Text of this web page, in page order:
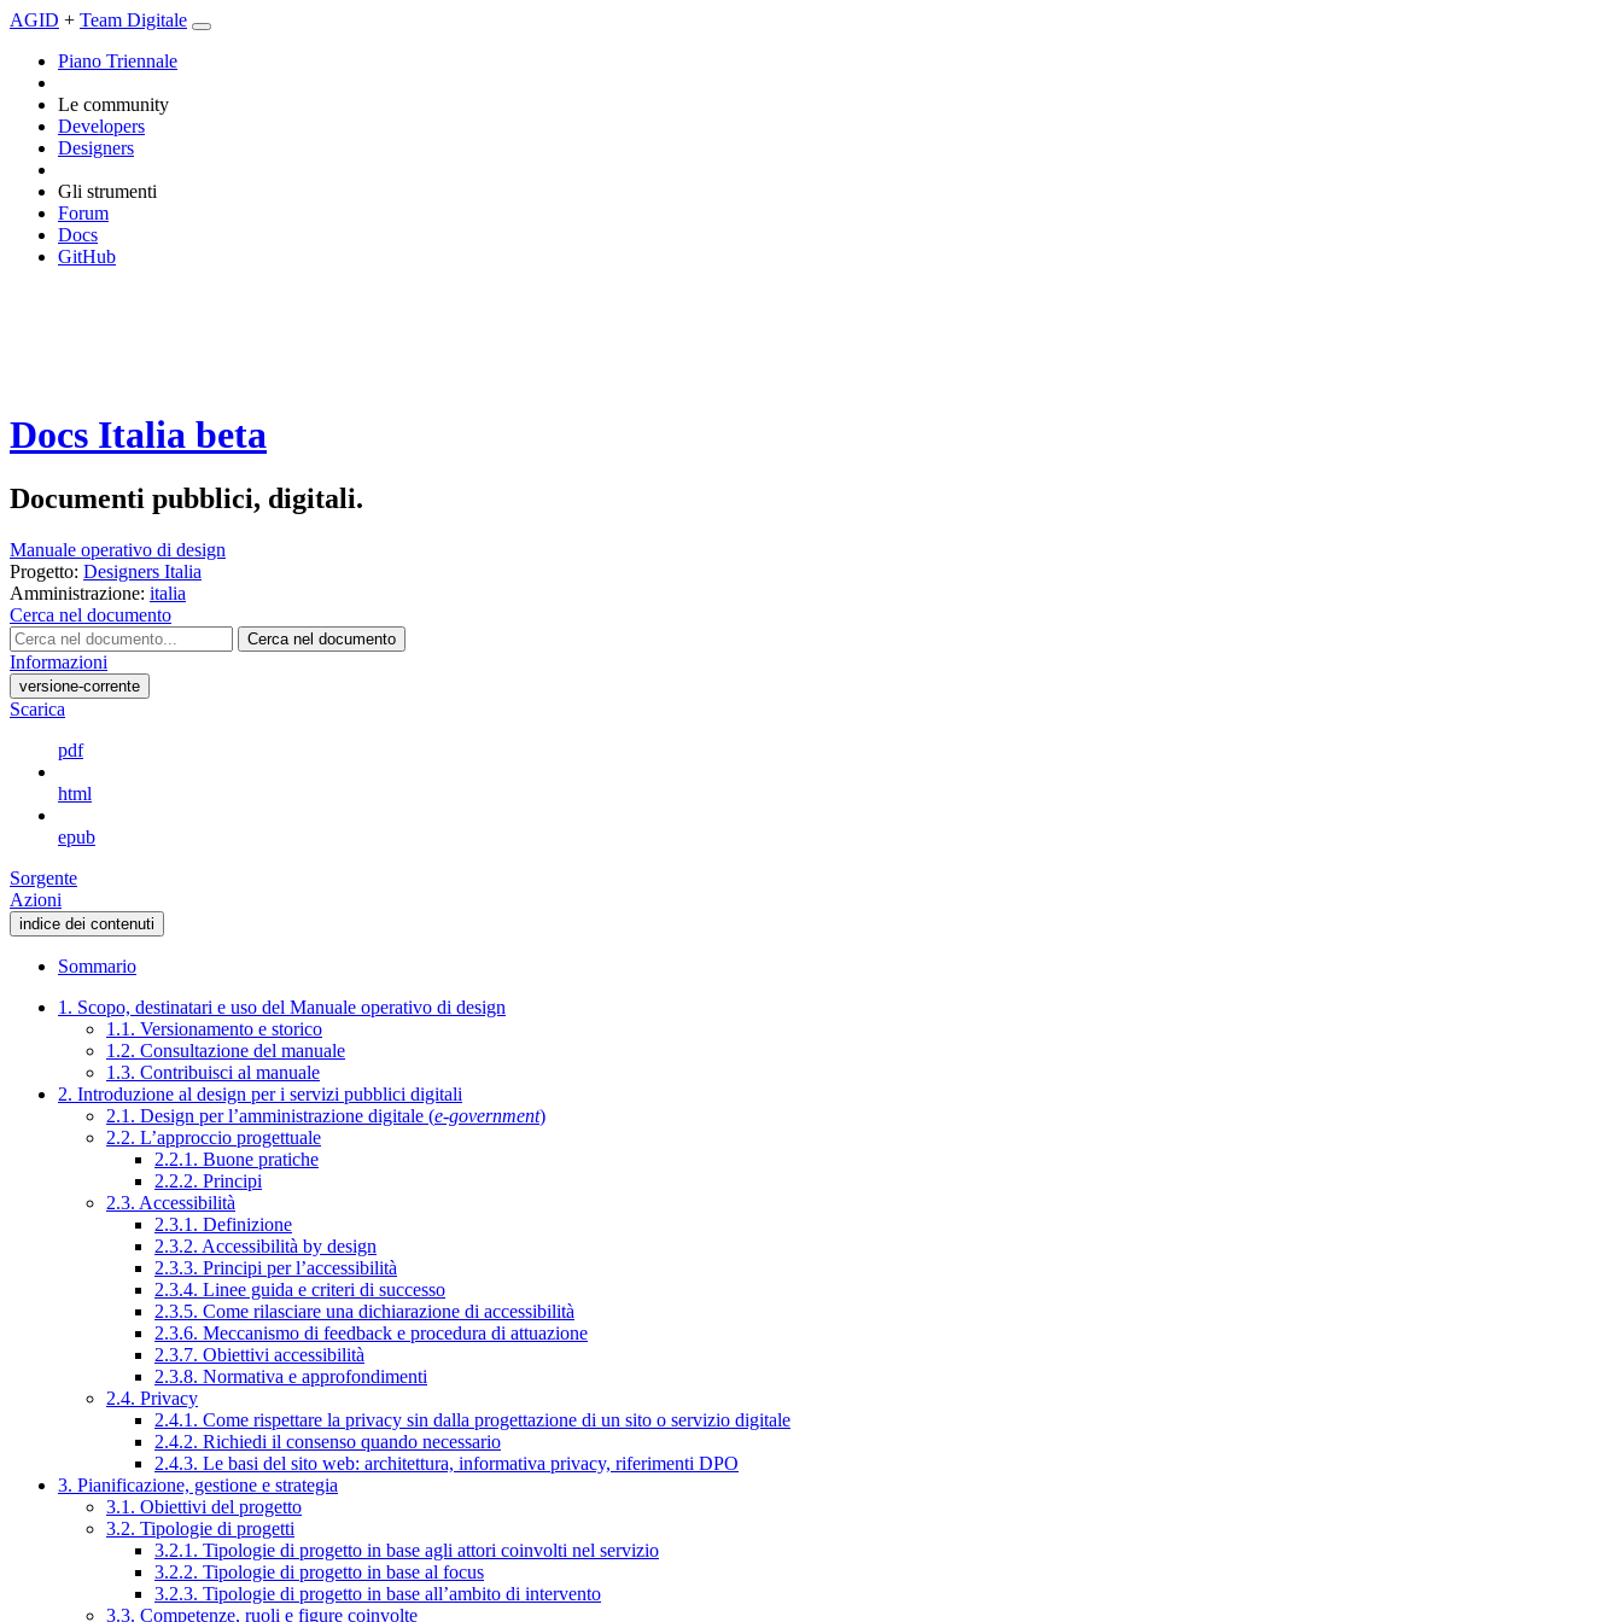
AGID + Team Digitale
Piano Triennale
Le community
Developers
Designers
Gli strumenti
Forum
Docs
GitHub
Docs Italia beta
Documenti pubblici, digitali.
Manuale operativo di design
Progetto: Designers Italia
Amministrazione: italia
Cerca nel documento
Cerca nel documento
Informazioni
versione-corrente
Scarica
pdf
html
epub
Sorgente
Azioni
indice dei contenuti
Sommario
1. Scopo, destinatari e uso del Manuale operativo di design
1.1. Versionamento e storico
1.2. Consultazione del manuale
1.3. Contribuisci al manuale
2. Introduzione al design per i servizi pubblici digitali
2.1. Design per l’amministrazione digitale (e-government)
2.2. L’approccio progettuale
2.2.1. Buone pratiche
2.2.2. Principi
2.3. Accessibilità
2.3.1. Definizione
2.3.2. Accessibilità by design
2.3.3. Principi per l’accessibilità
2.3.4. Linee guida e criteri di successo
2.3.5. Come rilasciare una dichiarazione di accessibilità
2.3.6. Meccanismo di feedback e procedura di attuazione
2.3.7. Obiettivi accessibilità
2.3.8. Normativa e approfondimenti
2.4. Privacy
2.4.1. Come rispettare la privacy sin dalla progettazione di un sito o servizio digitale
2.4.2. Richiedi il consenso quando necessario
2.4.3. Le basi del sito web: architettura, informativa privacy, riferimenti DPO
3. Pianificazione, gestione e strategia
3.1. Obiettivi del progetto
3.2. Tipologie di progetti
3.2.1. Tipologie di progetto in base agli attori coinvolti nel servizio
3.2.2. Tipologie di progetto in base al focus
3.2.3. Tipologie di progetto in base all’ambito di intervento
3.3. Competenze, ruoli e figure coinvolte